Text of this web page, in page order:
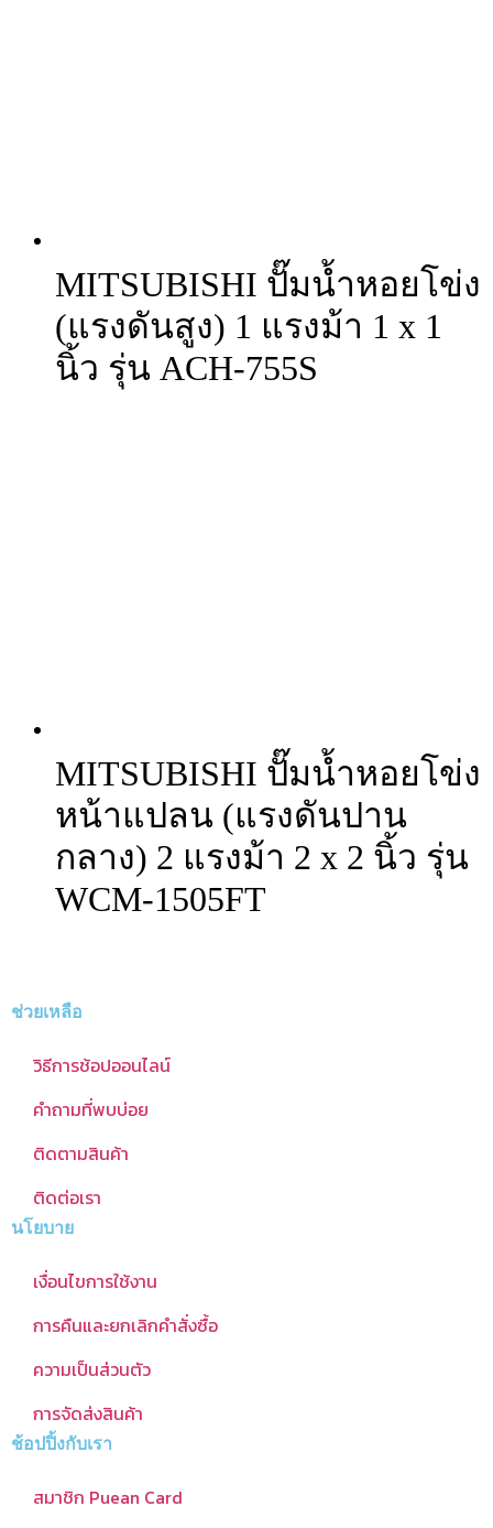
MITSUBISHI ปั๊มน้ำหอยโข่ง
(แรงดันสูง) 1 แรงม้า 1 x 1
นิ้ว รุ่น ACH-755S
MITSUBISHI ปั๊มน้ำหอยโข่ง
หน้าแปลน (แรงดันปาน
กลาง) 2 แรงม้า 2 x 2 นิ้ว รุ่น
WCM-1505FT
ช่วยเหลือ
วิธีการช้อปออนไลน์
คำถามที่พบบ่อย
ติดตามสินค้า
ติดต่อเรา
นโยบาย
เงื่อนไขการใช้งาน
การคืนและยกเลิกคำสั่งซื้อ
ความเป็นส่วนตัว
การจัดส่งสินค้า
ช้อปปิ้งกับเรา
สมาชิก Puean Card